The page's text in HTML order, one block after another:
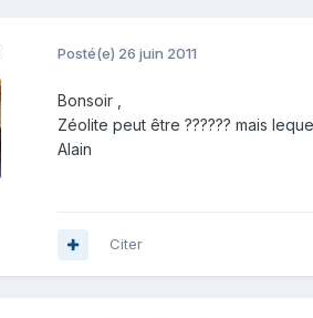
Posté(e) 26 juin 2011
Bonsoir ,
Zéolite peut être ?????? mais
Alain
Citer